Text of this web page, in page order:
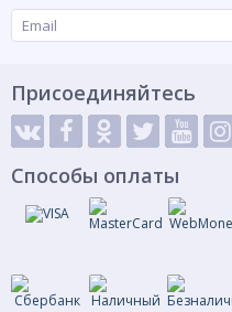
Тип затвора
Тип затвора
Цвет ручки/бабочки
Тип прохода
Тип прохода
Характеризует отношение
шара к размеру присоединяемого
трубопровода
Материал
Присоединяйтесь
Способы оплаты